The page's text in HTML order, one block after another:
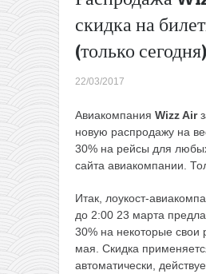
скидка на
(только сегодня)
22/03/2017
Авиакомпания Wizz Air
новую распродажу на
30% на рейсы для
сайта авиакомпании.
Итак, лоукост-
до 2:00 23 марта
30% на некоторые свои
мая. Скидка
автоматически,